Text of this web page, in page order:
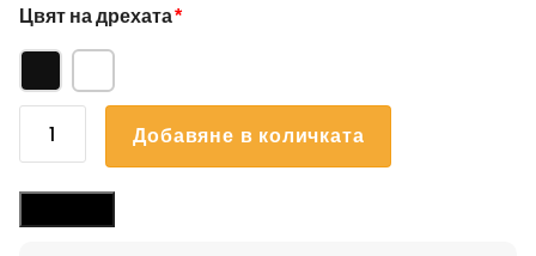
Цвят на дрехата*
количество
005
Добавяне в количката